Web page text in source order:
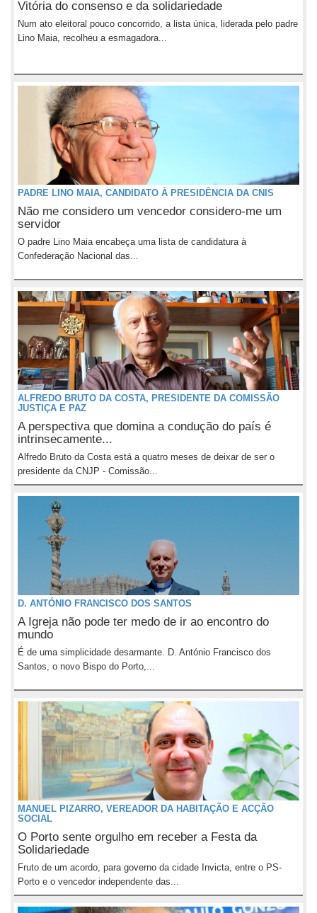
Vitória do consenso e da solidariedade
Num ato eleitoral pouco concorrido, a lista única, liderada pelo padre
Lino Maia, recolheu a esmagadora...
PADRE LINO MAIA, CANDIDATO À PRESIDÊNCIA DA CNIS
Não me considero um vencedor considero-me um
servidor
O padre Lino Maia encabeça uma lista de candidatura à
Confederação Nacional das...
ALFREDO BRUTO DA COSTA, PRESIDENTE DA COMISSÃO
JUSTIÇA E PAZ
A perspectiva que domina a condução do país é
intrinsecamente...
Alfredo Bruto da Costa está a quatro meses de deixar de ser o
presidente da CNJP - Comissão...
D. ANTÓNIO FRANCISCO DOS SANTOS
A Igreja não pode ter medo de ir ao encontro do
mundo
É de uma simplicidade desarmante. D. António Francisco dos
Santos, o novo Bispo do Porto,...
MANUEL PIZARRO, VEREADOR DA HABITAÇÃO E ACÇÃO
SOCIAL
O Porto sente orgulho em receber a Festa da
Solidariedade
Fruto de um acordo, para governo da cidade Invicta, entre o PS-
Porto e o vencedor independente das...